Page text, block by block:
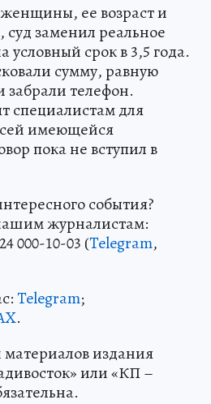
ее возраст и
суд заменил реальное
срок в 3,5 года.
сумму, равную
забрали телефон.
специалистам для
имеющейся
пока не вступил в
события?
журналистам:
000-10-03 (Telegram,
Telegram;
.
издания
или «КП –